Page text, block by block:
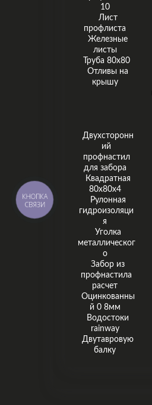
10
Лист
профлиста
Железные
листы
Труба 80x80
Отливы на
крышу
Двухсторонн
ий
профнастил
для забора
Квадратная
80х80х4
Рулонная
гидроизоляци
я
Уголка
металлическог
о
Забор из
профнастила
расчет
Оцинкованны
й 0 8мм
Водостоки
rainway
Двутавровую
балку
КНОПКА
СВЯЗИ